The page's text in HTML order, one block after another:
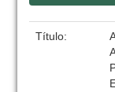
Título: